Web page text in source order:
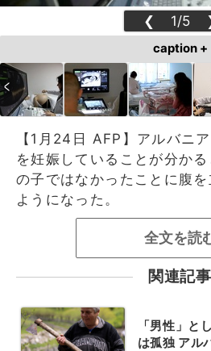
❮ 1/5
caption +
【1月24日 AFP】アルバニ
を妊娠していることが分か
の子ではなかったことに腹
ようになった。
全文を読
関連記事
「男性」と
は孤独 アル